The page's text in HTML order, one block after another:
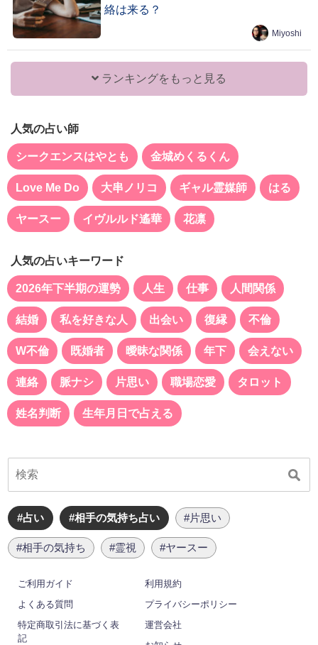
絡は来る？
Miyoshi
ランキングをもっと見る
人気の占い師
シークエンスはやとも 金城めくるくん
Love Me Do 大串ノリコ ギャル霊媒師 はる
ヤースー イヴルルド遙華 花凛
人気の占いキーワード
2026年下半期の運勢 人生 仕事 人間関係
結婚 私を好きな人 出会い 復縁 不倫
W不倫 既婚者 曖昧な関係 年下 会えない
連絡 脈ナシ 片思い 職場恋愛 タロット
姓名判断 生年月日で占える
#占い #相手の気持ち占い #片思い
#相手の気持ち #霊視 #ヤースー
ご利用ガイド
利用規約
よくある質問
プライバシーポリシー
特定商取引法に基づく表
記
運営会社